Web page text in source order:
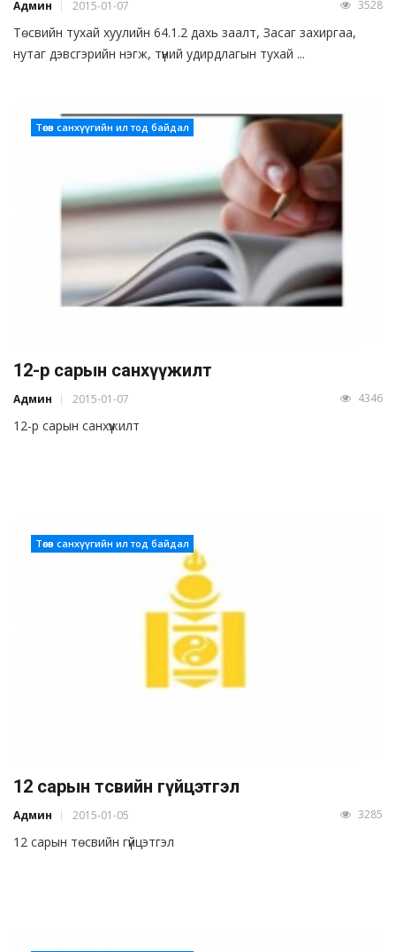
Админ 2015-01-07 3528
Төсвийн тухай хуулийн 64.1.2 дахь заалт, Засаг захиргаа,
нутаг дэвсгэрийн нэгж, түүний удирдлагын тухай ...
Төсөв санхүүгийн ил тод байдал
12-р сарын санхүүжилт
Админ 2015-01-07 4346
12-р сарын санхүүжилт
Төсөв санхүүгийн ил тод байдал
12 сарын төсвийн гүйцэтгэл
Админ 2015-01-05 3285
12 сарын төсвийн гүйцэтгэл